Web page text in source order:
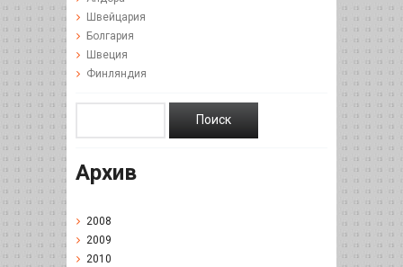
Швейцария
Болгария
Швеция
Финляндия
Архив
2008
2009
2010